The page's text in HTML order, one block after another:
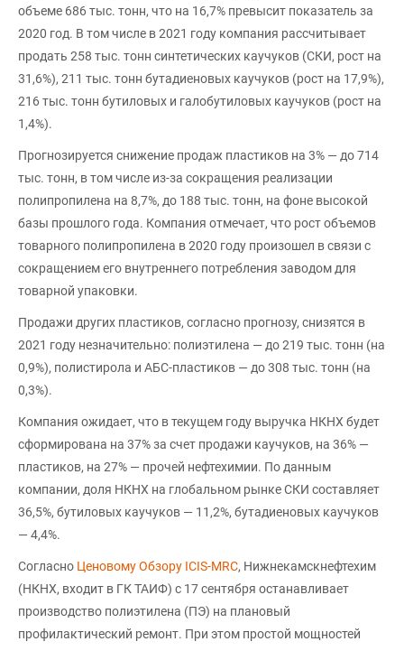
объеме 686 тыс. тонн, что на 16,7% превысит показатель за
2020 год. В том числе в 2021 году компания рассчитывает
продать 258 тыс. тонн синтетических каучуков (СКИ, рост на
31,6%), 211 тыс. тонн бутадиеновых каучуков (рост на 17,9%),
216 тыс. тонн бутиловых и галобутиловых каучуков (рост на
1,4%).
Прогнозируется снижение продаж пластиков на 3% — до 714
тыс. тонн, в том числе из-за сокращения реализации
полипропилена на 8,7%, до 188 тыс. тонн, на фоне высокой
базы прошлого года. Компания отмечает, что рост объемов
товарного полипропилена в 2020 году произошел в связи с
сокращением его внутреннего потребления заводом для
товарной упаковки.
Продажи других пластиков, согласно прогнозу, снизятся в
2021 году незначительно: полиэтилена — до 219 тыс. тонн (на
0,9%), полистирола и АБС-пластиков — до 308 тыс. тонн (на
0,3%).
Компания ожидает, что в текущем году выручка НКНХ будет
сформирована на 37% за счет продажи каучуков, на 36% —
пластиков, на 27% — прочей нефтехимии. По данным
компании, доля НКНХ на глобальном рынке СКИ составляет
36,5%, бутиловых каучуков — 11,2%, бутадиеновых каучуков
— 4,4%.
Согласно Ценовому Обзору ICIS-MRC, Нижнекамскнефтехим
(НКНХ, входит в ГК ТАИФ) с 17 сентября останавливает
производство полиэтилена (ПЭ) на плановый
профилактический ремонт. При этом простой мощностей